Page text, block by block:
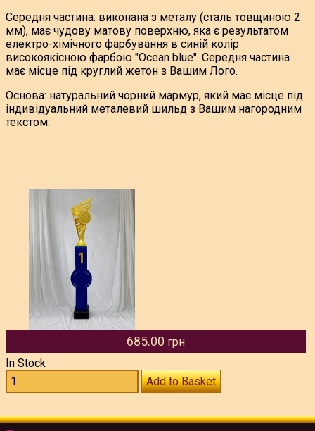
Середня частина: виконана з металу (сталь товщиною 2
мм), має чудову матову поверхню, яка є результатом
електро-хімічного фарбування в синій колір
високоякісною фарбою "Ocean blue". Середня частина
має місце під круглий жетон з Вашим Лого.
Основа: натуральний чорний мармур, який має місце під
індивідуальний металевий шильд з Вашим нагородним
текстом.
685.00 грн
In Stock
Add to Basket